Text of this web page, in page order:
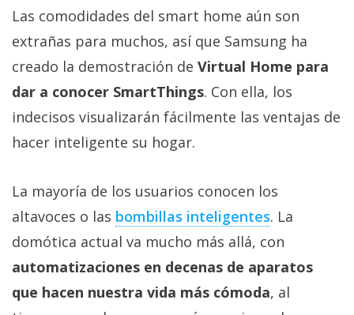
Las comodidades del smart home aún son
extrañas para muchos, así que Samsung ha
creado la demostración de Virtual Home para
dar a conocer SmartThings. Con ella, los
indecisos visualizarán fácilmente las ventajas de
hacer inteligente su hogar.
La mayoría de los usuarios conocen los
altavoces o las bombillas inteligentes‎. La
domótica actual va mucho más allá, con
automatizaciones en decenas de aparatos
que hacen nuestra vida más cómoda, al